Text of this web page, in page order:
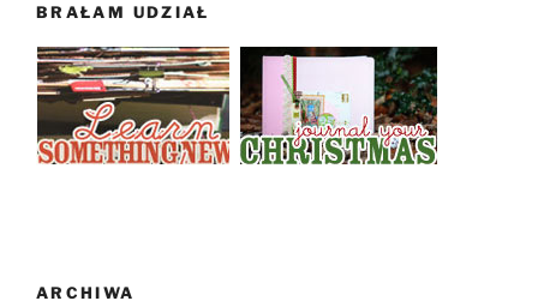
BRAŁAM UDZIAŁ
ARCHIWA